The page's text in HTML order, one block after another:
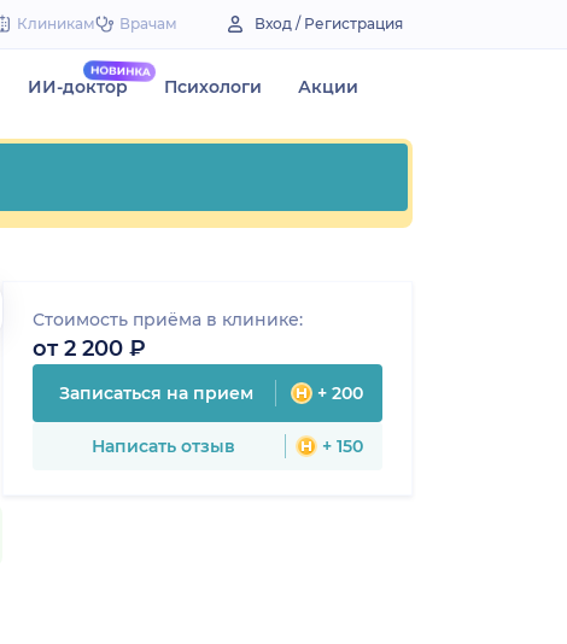
Клиникам Врачам Вход / Регистрация
ИИ-доктор Психологи Акции
Стоимость приёма в клинике:
от 2 200 ₽
Записаться на прием + 200
Написать отзыв + 150